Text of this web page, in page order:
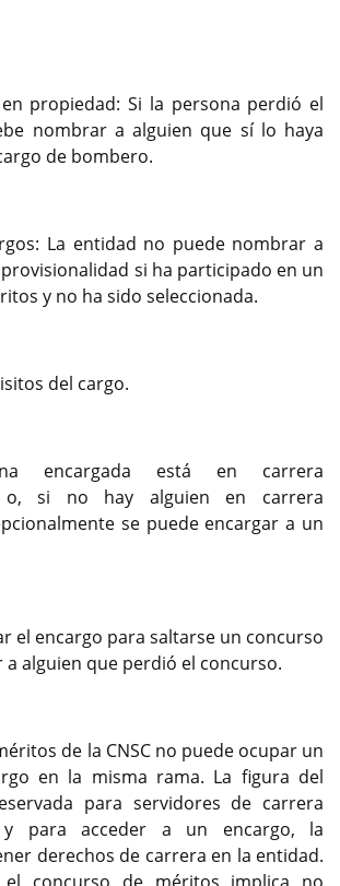
propiedad: Si la persona perdió el
nombrar a alguien que sí lo haya
de bombero.
La entidad no puede nombrar a
si ha participado en un
y no ha sido seleccionada.
del cargo.
encargada está en carrera
o, si no hay alguien en carrera
se puede encargar a un
el encargo para saltarse un concurso
a alguien que perdió el concurso.
de la CNSC no puede ocupar un
en la misma rama. La figura del
para servidores de carrera
y para acceder a un encargo, la
derechos de carrera en la entidad.